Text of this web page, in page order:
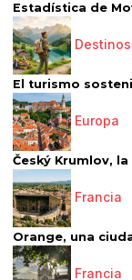
Estadística de
Destinos
El turismo
Europa
Český Krumlov,
Francia
Orange, una
Francia